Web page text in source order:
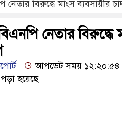
করা হয়েছে, সে দৃশ্য দেখেননি?
নেতার বিরুদ্ধে মাংস ব্যবসায়ীর
নেতার বিরুদ্ধে
আপডেট সময় ১২:২০:৫৪
হয়েছে